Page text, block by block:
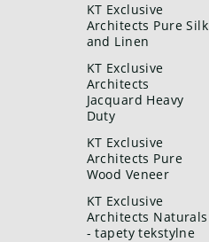
KT Exclusive
Architects Pure Silk
and Linen
KT Exclusive
Architects
Jacquard Heavy
Duty
KT Exclusive
Architects Pure
Wood Veneer
KT Exclusive
Architects Naturals
- tapety tekstylne